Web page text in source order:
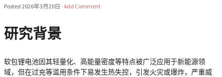
Posted 2026年3月20日 · Add Comment
研究背景
软包锂电池因其轻量化、高能量密度等特点被广泛应用于新能源领
域，但在过充等滥用条件下易发生热失控，引发火灾或爆炸，严重威